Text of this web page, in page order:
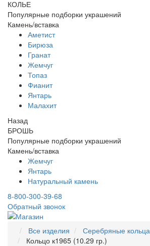
КОЛЬЕ
Популярные подборки украшений
Камень/вставка
Аметист
Бирюза
Гранат
Жемчуг
Топаз
Фианит
Янтарь
Малахит
Назад
БРОШЬ
Популярные подборки украшений
Камень/вставка
Жемчуг
Янтарь
Натуральный камень
8-800-300-39-68
Обратный звонок
Все изделия
Серебряные кольца
Кольцо к1965 (10.29 гр.)